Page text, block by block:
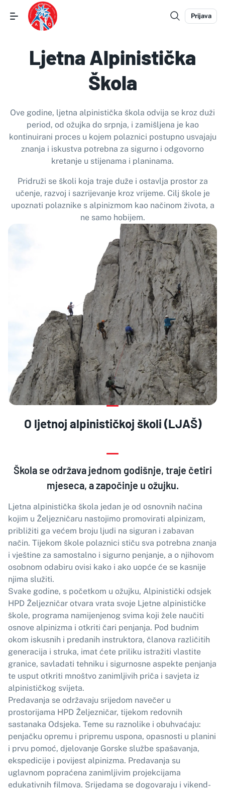
Prijava
Ljetna Alpinistička
Škola
Ove godine, ljetna alpinistička škola odvija se kroz duži
period, od ožujka do srpnja, i zamišljena je kao
kontinuirani proces u kojem polaznici postupno usvajaju
znanja i iskustva potrebna za sigurno i odgovorno
kretanje u stijenama i planinama.
Pridruži se školi koja traje duže i ostavlja prostor za
učenje, razvoj i sazrijevanje kroz vrijeme. Cilj škole je
upoznati polaznike s alpinizmom kao načinom života, a
ne samo hobijem.
O ljetnoj alpinističkoj školi (LJAŠ)
Škola se održava jednom godišnje, traje četiri
mjeseca, a započinje u ožujku.
Ljetna alpinistička škola jedan je od osnovnih načina
kojim u Željezničaru nastojimo promovirati alpinizam,
približiti ga većem broju ljudi na siguran i zabavan
način. Tijekom škole polaznici stiču sva potrebna znanja
i vještine za samostalno i sigurno penjanje, a o njihovom
osobnom odabiru ovisi kako i ako uopće će se kasnije
njima služiti.
Svake godine, s početkom u ožujku, Alpinistički odsjek
HPD Željezničar otvara vrata svoje Ljetne alpinističke
škole, programa namijenjenog svima koji žele naučiti
osnove alpinizma i otkriti čari penjanja. Pod budnim
okom iskusnih i predanih instruktora, članova različitih
generacija i struka, imat ćete priliku istražiti vlastite
granice, savladati tehniku i sigurnosne aspekte penjanja
te usput otkriti mnoštvo zanimljivih priča i savjeta iz
alpinističkog svijeta.
Predavanja se održavaju srijedom navečer u
prostorijama HPD Željezničar, tijekom redovnih
sastanaka Odsjeka. Teme su raznolike i obuhvaćaju:
penjačku opremu i pripremu uspona, opasnosti u planini
i prvu pomoć, djelovanje Gorske službe spašavanja,
ekspedicije i povijest alpinizma. Predavanja su
uglavnom popraćena zanimljivim projekcijama
edukativnih filmova. Srijedama se dogovaraju i vikend-